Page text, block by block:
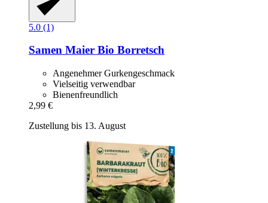
5.0 (1)
Samen Maier Bio Borretsch
Angenehmer Gurkengeschmack
Vielseitig verwendbar
Bienenfreundlich
2,99 €
Zustellung bis 13. August